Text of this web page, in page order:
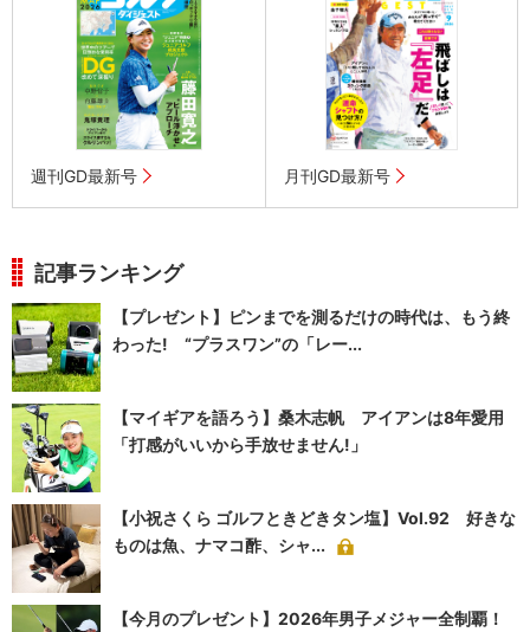
週刊GD最新号 月刊GD最新号
記事ランキング
【プレゼント】ピンまでを測るだけの時代は、もう終
わった! “プラスワン”の「レー...
【マイギアを語ろう】桑木志帆 アイアンは8年愛用
「打感がいいから手放せません!」
【小祝さくら ゴルフときどきタン塩】Vol.92 好きな
ものは魚、ナマコ酢、シャ...
【今月のプレゼント】2026年男子メジャー全制覇！